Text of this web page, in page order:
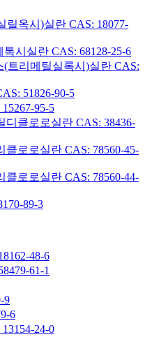
옥시)실란 CAS: 18077-
시실란 CAS: 68128-25-6
트리메틸실록시)실란 CAS:
51826-90-5
95-5
클로로실란 CAS: 38436-
로로실란 CAS: 78560-45-
로로실란 CAS: 78560-44-
89-3
48-6
61-1
9
6
24-0